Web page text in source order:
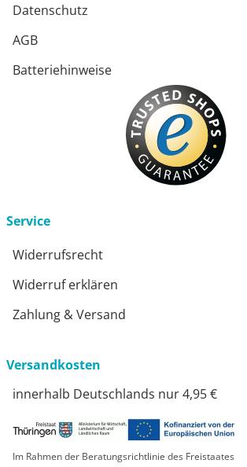
Datenschutz
AGB
Batteriehinweise
Service
Widerrufsrecht
Widerruf erklären
Zahlung & Versand
Versandkosten
innerhalb Deutschlands nur 4,95 €
Im Rahmen der Beratungsrichtlinie des Freistaates